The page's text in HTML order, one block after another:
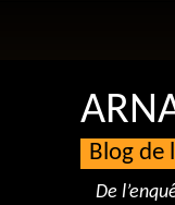
Blog de
De